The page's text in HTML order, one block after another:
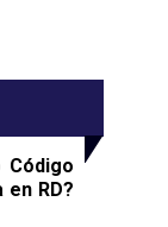
Código
RD?